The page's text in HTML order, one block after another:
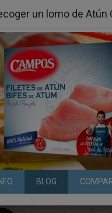
un lomo de
BLOG